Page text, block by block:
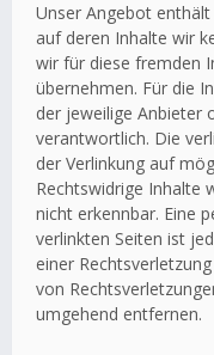
Unser Angebot
auf deren Inhalte wir
wir für diese fremden
übernehmen. Für die
der jeweilige Anbieter
verantwortlich. Die
der Verlinkung auf
Rechtswidrige Inhalte
nicht erkennbar. Eine
verlinkten Seiten ist
einer
von
umgehend entfernen.